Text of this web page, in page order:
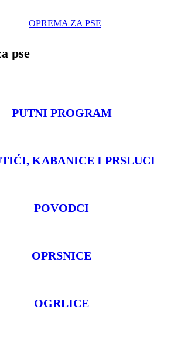
OPREMA ZA PSE
pse
PUTNI PROGRAM
KABANICE I PRSLUCI
POVODCI
OPRSNICE
OGRLICE